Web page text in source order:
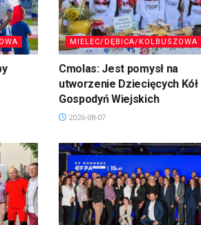
MIELEC/DĘBICA/KOLBUSZOWA
Cmolas: Jest pomysł na
utworzenie Dziecięcych Kół
Gospodyń Wiejskich
2026-08-07